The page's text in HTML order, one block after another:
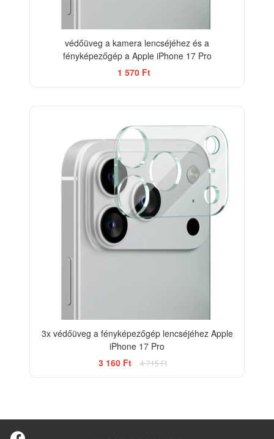
védőüveg a kamera lencséjéhez és a
fényképezőgép a Apple iPhone 17 Pro
1 570 Ft
3x védőüveg a fényképezőgép lencséjéhez Apple
iPhone 17 Pro
3 160 Ft
4 715 Ft